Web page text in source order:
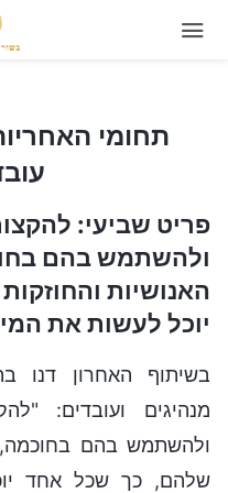
תחומי האחריות של מנהיגים ושל
תחומי
פריט שביעי:
ולהשתמש בהם
האנושיות
יוכל לעשות את
בשיתוף האחרון דנו
מנהיגים ועובדים:
ולהשתמש בהם בחוכמה,
שלהם, כך שכל אחד